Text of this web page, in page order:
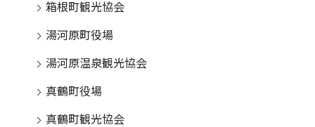
箱根町観光協会
湯河原町役場
湯河原温泉観光協会
真鶴町役場
真鶴町観光協会